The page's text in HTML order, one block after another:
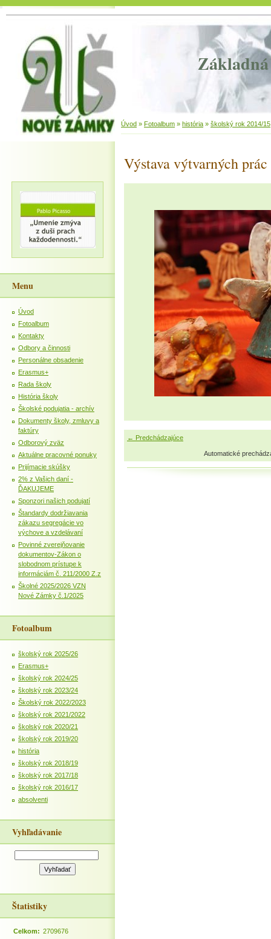
Základná
Úvod » Fotoalbum » história » školský rok 2014/15
Výstava výtvarných
← Predchádzajúce
Automatické
Menu
Úvod
Fotoalbum
Kontakty
Odbory a činnosti
Personálne obsadenie
Erasmus+
Rada školy
História školy
Školské podujatia - archív
Dokumenty školy, zmluvy a
faktúry
Odborový zväz
Aktuálne pracovné ponuky
Prijímacie skúšky
2% z Vašich daní -
ĎAKUJEME
Sponzori našich podujatí
Štandardy dodržiavania
zákazu segregácie vo
výchove a vzdelávaní
Povinné zverejňovanie
dokumentov-Zákon o
slobodnom prístupe k
informáciám č. 211/2000 Z.z
Školné 2025/2026 VZN
Nové Zámky č.1/2025
Fotoalbum
školský rok 2025/26
Erasmus+
školský rok 2024/25
školský rok 2023/24
Školský rok 2022/2023
školský rok 2021/2022
školský rok 2020/21
školský rok 2019/20
história
školský rok 2018/19
školský rok 2017/18
školský rok 2016/17
absolventi
Vyhľadávanie
Štatistiky
Celkom: 2709676